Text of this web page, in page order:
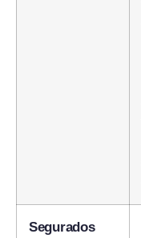
Segurados